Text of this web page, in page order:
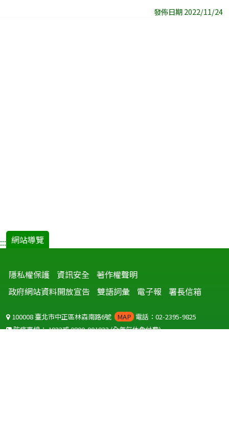
發佈日期 2022/11/24
::: 網站導覽
隱私權保護 資訊安全 著作權聲明
政府網站資料開放宣告
雙語詞彙 電子報 署長信箱
100008 臺北市中正區林森南路6號 MAP 電話：02-2395-9825
防疫專線：1922或0800-001922(全年無休免付費)